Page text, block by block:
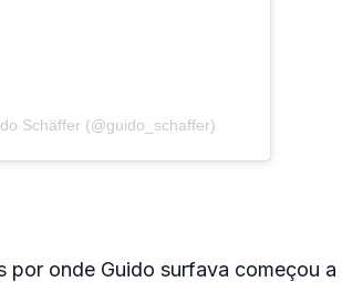
Schäffer (@guido_schaffer)
por onde Guido surfava começou a